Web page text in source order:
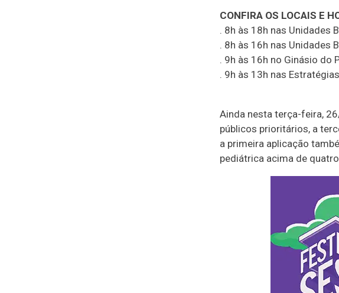
CONFIRA OS LOCAIS E
. 8h às 18h nas Unidades
. 8h às 16h nas Unidades
. 9h às 16h no Ginásio do
. 9h às 13h nas
Ainda nesta terça-feira,
públicos prioritários, a
a primeira aplicação
pediátrica acima de